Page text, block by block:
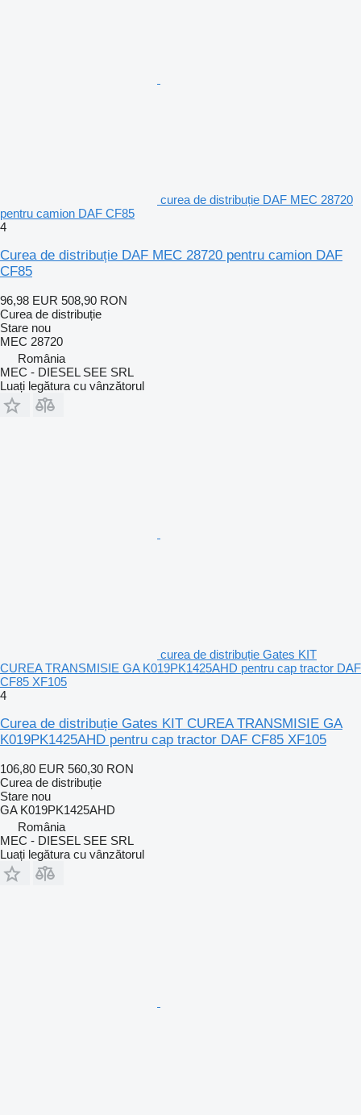
curea de distribuție DAF MEC 28720
pentru camion DAF CF85
4
Curea de distribuție DAF MEC 28720 pentru camion DAF
CF85
96,98 EUR 508,90 RON
Curea de distribuție
Stare nou
MEC 28720
România
MEC - DIESEL SEE SRL
Luați legătura cu vânzătorul
curea de distribuție Gates KIT
CUREA TRANSMISIE GA K019PK1425AHD pentru cap tractor DAF
CF85 XF105
4
Curea de distribuție Gates KIT CUREA TRANSMISIE GA
K019PK1425AHD pentru cap tractor DAF CF85 XF105
106,80 EUR 560,30 RON
Curea de distribuție
Stare nou
GA K019PK1425AHD
România
MEC - DIESEL SEE SRL
Luați legătura cu vânzătorul